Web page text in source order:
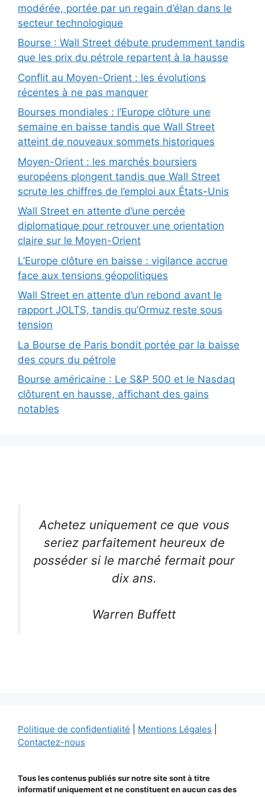
modérée, portée par un regain d’élan dans le
secteur technologique
Bourse : Wall Street débute prudemment tandis
que les prix du pétrole repartent à la hausse
Conflit au Moyen-Orient : les évolutions
récentes à ne pas manquer
Bourses mondiales : l’Europe clôture une
semaine en baisse tandis que Wall Street
atteint de nouveaux sommets historiques
Moyen-Orient : les marchés boursiers
européens plongent tandis que Wall Street
scrute les chiffres de l’emploi aux États-Unis
Wall Street en attente d’une percée
diplomatique pour retrouver une orientation
claire sur le Moyen-Orient
L’Europe clôture en baisse : vigilance accrue
face aux tensions géopolitiques
Wall Street en attente d’un rebond avant le
rapport JOLTS, tandis qu’Ormuz reste sous
tension
La Bourse de Paris bondit portée par la baisse
des cours du pétrole
Bourse américaine : Le S&P 500 et le Nasdaq
clôturent en hausse, affichant des gains
notables
Achetez uniquement ce que vous
seriez parfaitement heureux de
posséder si le marché fermait pour
dix ans.
Warren Buffett
Politique de confidentialité Mentions Légales
Contactez-nous
Tous les contenus publiés sur notre site sont à titre
informatif uniquement et ne constituent en aucun cas des